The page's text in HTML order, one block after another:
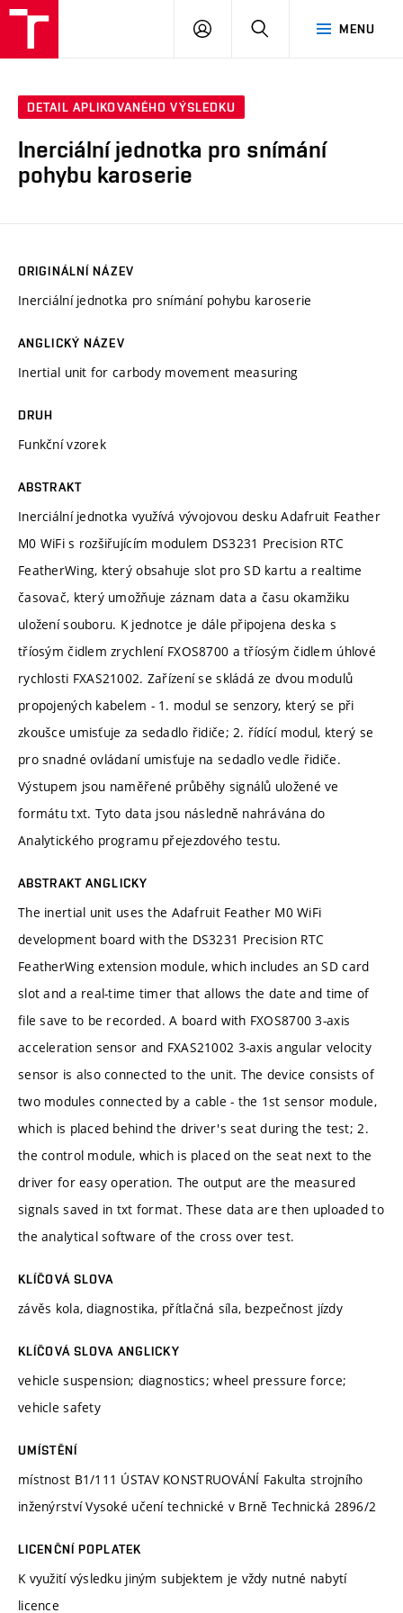
MENU
PŘIHLÁSIT
DETAIL APLIKOVANÉHO VÝSLEDKU
Inerciální jednotka pro snímání
pohybu karoserie
ORIGINÁLNÍ NÁZEV
Inerciální jednotka pro snímání pohybu karoserie
ANGLICKÝ NÁZEV
Inertial unit for carbody movement measuring
DRUH
Funkční vzorek
ABSTRAKT
Inerciální jednotka využívá vývojovou desku Adafruit Feather
M0 WiFi s rozšiřujícím modulem DS3231 Precision RTC
FeatherWing, který obsahuje slot pro SD kartu a realtime
časovač, který umožňuje záznam data a času okamžiku
uložení souboru. K jednotce je dále připojena deska s
tříosým čidlem zrychlení FXOS8700 a tříosým čidlem úhlové
rychlosti FXAS21002. Zařízení se skládá ze dvou modulů
propojených kabelem - 1. modul se senzory, který se při
zkoušce umisťuje za sedadlo řidiče; 2. řídící modul, který se
pro snadné ovládaní umisťuje na sedadlo vedle řidiče.
Výstupem jsou naměřené průběhy signálů uložené ve
formátu txt. Tyto data jsou následně nahrávána do
Analytického programu přejezdového testu.
ABSTRAKT ANGLICKY
The inertial unit uses the Adafruit Feather M0 WiFi
development board with the DS3231 Precision RTC
FeatherWing extension module, which includes an SD card
slot and a real-time timer that allows the date and time of
file save to be recorded. A board with FXOS8700 3-axis
acceleration sensor and FXAS21002 3-axis angular velocity
sensor is also connected to the unit. The device consists of
two modules connected by a cable - the 1st sensor module,
which is placed behind the driver's seat during the test; 2.
the control module, which is placed on the seat next to the
driver for easy operation. The output are the measured
signals saved in txt format. These data are then uploaded to
the analytical software of the cross over test.
KLÍČOVÁ SLOVA
závěs kola, diagnostika, přítlačná síla, bezpečnost jízdy
KLÍČOVÁ SLOVA ANGLICKY
vehicle suspension; diagnostics; wheel pressure force;
vehicle safety
UMÍSTĚNÍ
místnost B1/111 ÚSTAV KONSTRUOVÁNÍ Fakulta strojního
inženýrství Vysoké učení technické v Brně Technická 2896/2
LICENČNÍ POPLATEK
K využití výsledku jiným subjektem je vždy nutné nabytí
licence